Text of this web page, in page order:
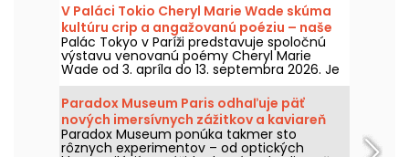
V Paláci Tokio Cheryl Marie Wade skúma
kultúru crip a angažovanú poéziu – naše
fotografie.
Palác Tokyo v Paríži predstavuje spoločnú
výstavu venovanú poémy Cheryl Marie
Wade od 3. apríla do 13. septembra 2026. Je
venovaná tejto osobe zo scény crip v
Berkeley a trasa výstavy spája archívy,
performancie a inštalácie, aby predstavila
slovo, ktoré je zároveň poetické, militantné a
späté s históriou postihnutia.
Paradox Museum Paris odhaľuje päť
nových imersívnych zážitkov a kaviareň
Hans & Gretel
Paradox Museum ponúka takmer sto
rôznych experimentov – od optických